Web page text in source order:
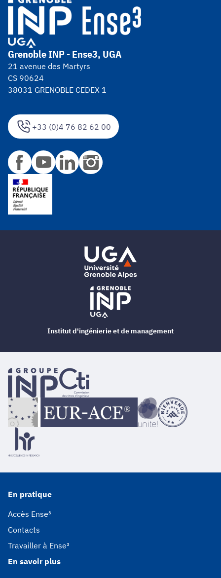
+33 (0)4 76 82 62 00
Grenoble INP - Ense3, UGA
21 avenue des Martyrs
CS 90624
38031 GRENOBLE CEDEX 1
En pratique
Accès Ense³
Contacts
Travailler à Ense³
En savoir plus
Institut d'ingénierie et de management